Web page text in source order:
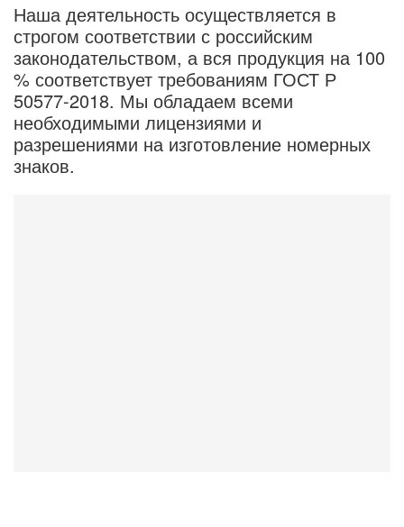
Наша деятельность осуществляется в
строгом соответствии с российским
законодательством, а вся продукция на 100
% соответствует требованиям ГОСТ Р
50577-2018. Мы обладаем всеми
необходимыми лицензиями и
разрешениями на изготовление номерных
знаков.